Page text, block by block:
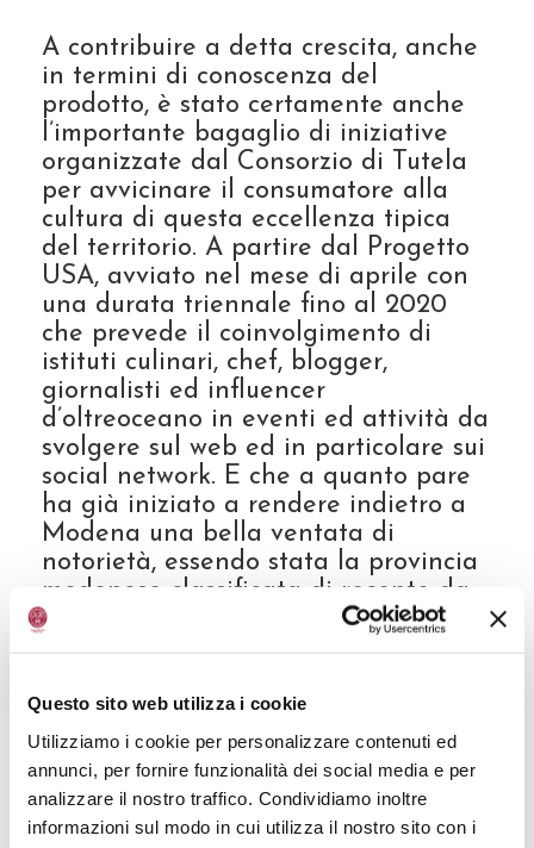
Questo sito web utilizza i cookie
Utilizziamo i cookie per personalizzare contenuti ed
annunci, per fornire funzionalità dei social media e per
analizzare il nostro traffico. Condividiamo inoltre
informazioni sul modo in cui utilizza il nostro sito con i
A contribuire a detta crescita, anche
in termini di conoscenza del
prodotto, è stato certamente anche
l’importante bagaglio di iniziative
organizzate dal Consorzio di Tutela
per avvicinare il consumatore alla
cultura di questa eccellenza tipica
del territorio. A partire dal Progetto
USA, avviato nel mese di aprile con
una durata triennale fino al 2020
che prevede il coinvolgimento di
istituti culinari, chef, blogger,
giornalisti ed influencer
d’oltreoceano in eventi ed attività da
svolgere sul web ed in particolare sui
social network. E che a quanto pare
ha già iniziato a rendere indietro a
Modena una bella ventata di
notorietà, essendo stata la provincia
modenese classificata di recente da
un’autorevole testata americana, il
NewYorkPost, come la capitale
riconosciute di cui fa parte altresì
l’Aceto Balsamico di Modena IGP, il
prodotto italiano più esportato nel
mondo.